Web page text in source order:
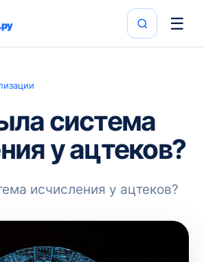
☰
система
у ацтеков?
исчисления у ацтеков?